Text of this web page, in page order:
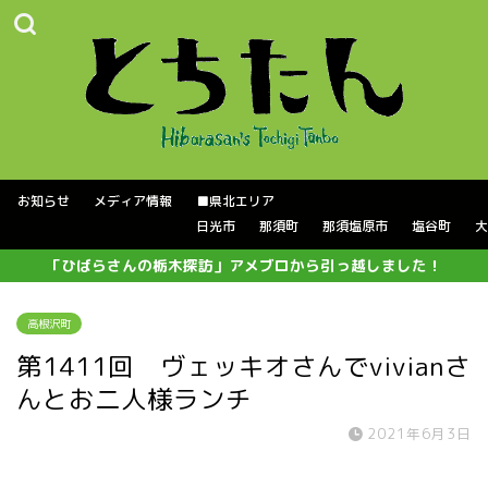
お知らせ メディア情報
■県北エリア
日光市
那須町 那須塩原市 塩谷町
「ひばらさんの栃木探訪」アメブロから引っ越しました！
高根沢町
第1411回 ヴェッキオさんでvivianさ
んとお二人様ランチ
2021年6月3日